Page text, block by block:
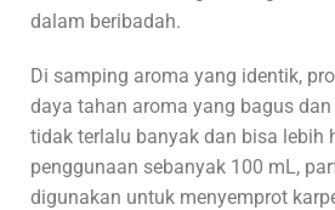
dalam beribadah.
Di samping aroma yang identik,
daya tahan aroma yang bagus
tidak terlalu banyak dan bisa lebih
penggunaan sebanyak 100 mL,
digunakan untuk menyemprot